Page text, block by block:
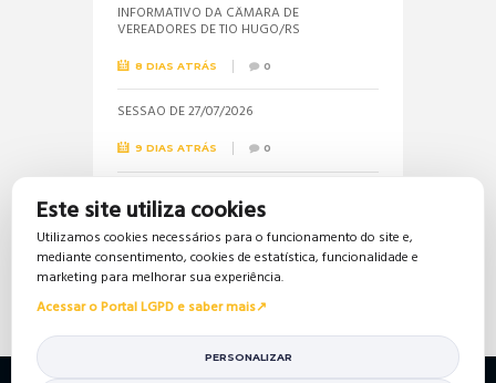
INFORMATIVO DA CÂMARA DE
VEREADORES DE TIO HUGO/RS
8 DIAS ATRÁS 0
SESSÃO DE 27/07/2026
9 DIAS ATRÁS 0
Informações sobre a realização do próximo
concurso público são solicitadas pela
vereadora Jéssica
17 DIAS ATRÁS 0
Este site utiliza cookies
Utilizamos cookies necessários para o funcionamento do site e,
mediante consentimento, cookies de estatística, funcionalidade e
marketing para melhorar sua experiência.
Acessar o Portal LGPD e saber mais
PERSONALIZAR